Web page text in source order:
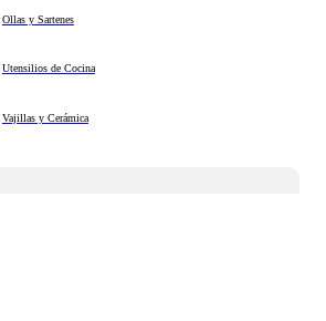
Ollas y Sartenes
Utensilios de Cocina
Vajillas y Cerámica